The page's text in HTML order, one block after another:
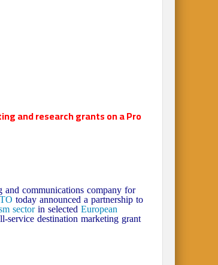
and research grants on a Pro
communications company for
today announced a partnership to
sectorin selectedEuropean
destination marketing grant